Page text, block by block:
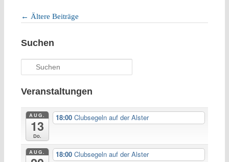
Artikelnavigation
← Ältere Beiträge
Suchen
Suchen
Veranstaltungen
AUG.
13
Do.
18:00Clubsegeln auf der Alster
AUG. 18:00Clubsegeln auf der Alster